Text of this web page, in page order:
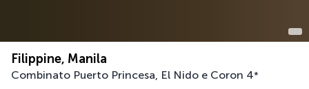
Filippine, Manila
Combinato Puerto Princesa, El Nido e Coron 4*